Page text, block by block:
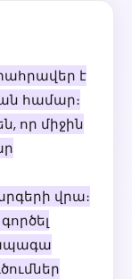
է
համար։
որ միջին
վրա։